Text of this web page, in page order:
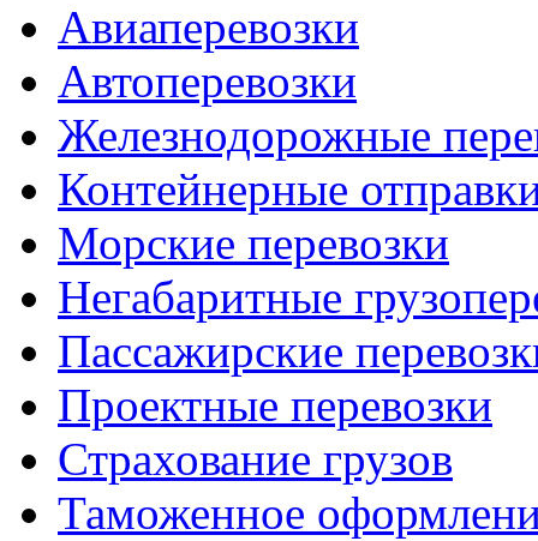
Авиаперевозки
Автоперевозки
Железнодорожные
Контейнерные
Морские перевозки
Негабаритные
Пассажирские
Проектные перевозки
Страхование грузов
Таможенное